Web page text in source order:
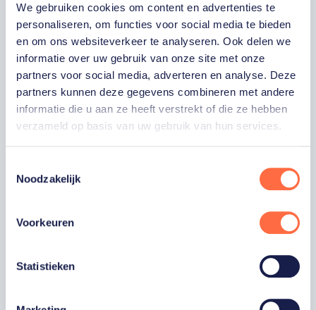
We gebruiken cookies om content en advertenties te
personaliseren, om functies voor social media te bieden
en om ons websiteverkeer te analyseren. Ook delen we
informatie over uw gebruik van onze site met onze
partners voor social media, adverteren en analyse. Deze
partners kunnen deze gegevens combineren met andere
informatie die u aan ze heeft verstrekt of die ze hebben
verzameld op basis van uw gebruik van hun services.
Noodzakelijk
Voorkeuren
Statistieken
ACHTERNAAM
E-MAILADRES
TeamNL, het TeamNL Huis, interviews, acties,
kortingen, voorrang op evenementen,
acties van onze commerciële partners en